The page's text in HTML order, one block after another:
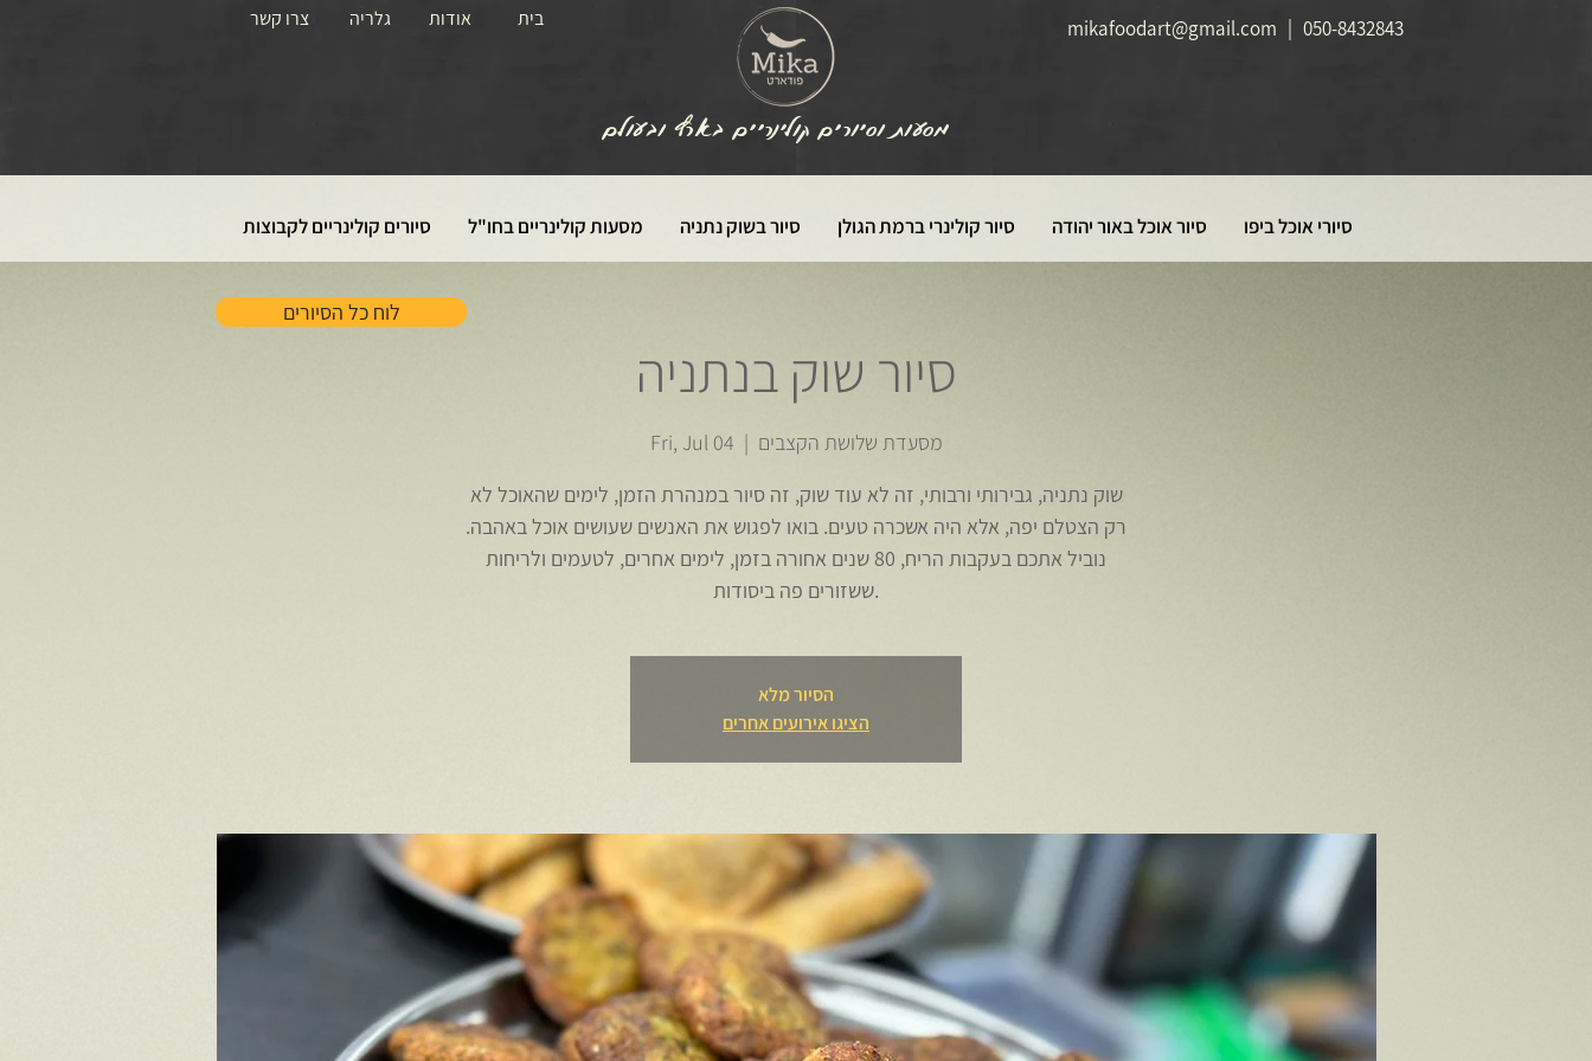
צרו קשר גלריה אודות בית 050-8432843
mikafoodart@gmail.com
מסעות וסיורים קולינריים בארץ ובעולם
סיורי אוכל ביפו סיור אוכל באור יהודה סיור קולינרי ברמת הגולן סיור בשוק נתניה מסעות קולינריים בחו"ל סיורים קולינריים לקבוצות
סיור שוק בנתניה
Fri, Jul 04
  |
מסעדת שלושת הקצבים
שוק נתניה, גבירותי ורבותי, זה לא עוד שוק, זה סיור במנהרת הזמן, לימים שהאוכל לא
רק הצטלם יפה, אלא היה אשכרה טעים. בואו לפגוש את האנשים שעושים אוכל באהבה.
נוביל אתכם בעקבות הריח, 80 שנים אחורה בזמן, לימים אחרים, לטעמים ולריחות
הסיור מלא
הציגו אירועים אחרים
לוח כל הסיורים